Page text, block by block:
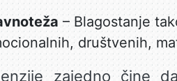
– Blagostanje
društvenih,
zajedno čine